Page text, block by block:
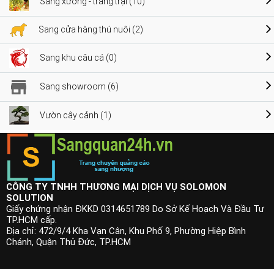
Sang cửa hàng thú nuôi (2)
Sang khu câu cá (0)
Sang showroom (6)
Vườn cây cảnh (1)
CÔNG TY TNHH THƯƠNG MẠI DỊCH VỤ SOLOMON
SOLUTION
Giấy chứng nhận ĐKKD 0314651789 Do Sở Kế Hoạch Và Đầu Tư
TP.HCM cấp.
Địa chỉ: 472/9/4 Kha Vạn Cân, Khu Phố 9, Phường Hiệp Bình
Chánh, Quận Thủ Đức, TP.HCM